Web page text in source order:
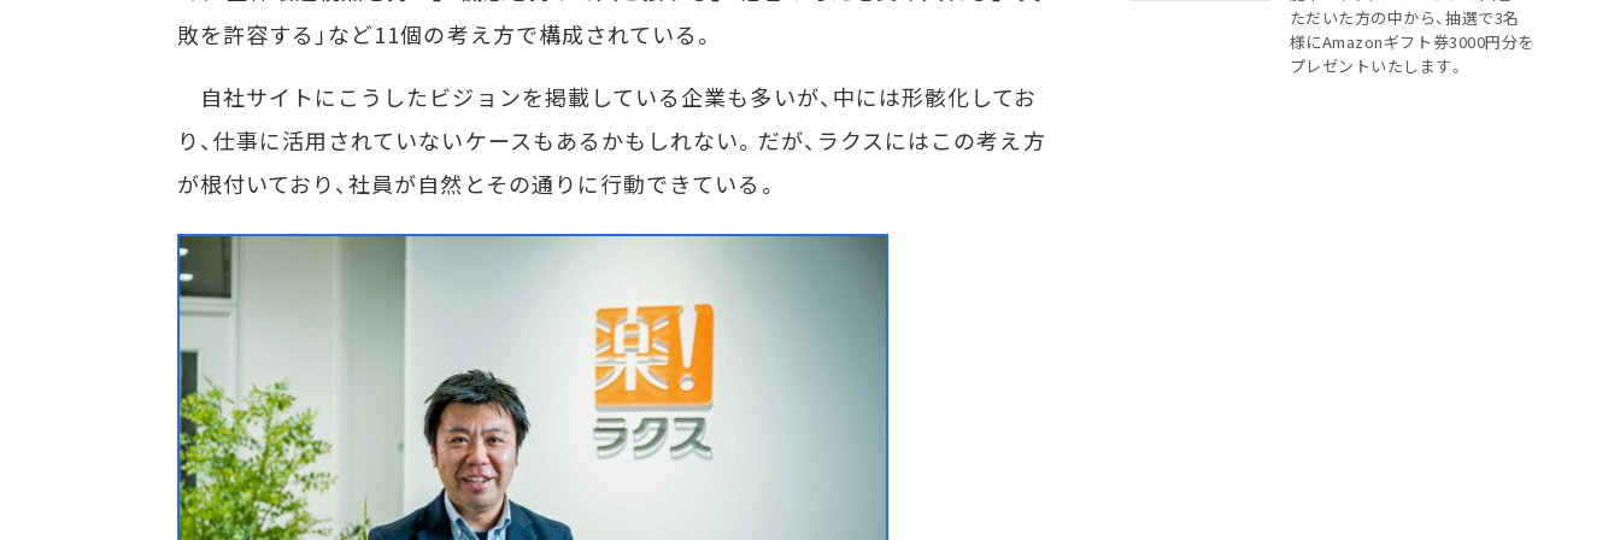
敗を許容する」など11個の考え方で構成されている。
自社サイトにこうしたビジョンを掲載している企業も多いが、中には形骸化してお
り、仕事に活用されていないケースもあるかもしれない。だが、ラクスにはこの考え方
が根付いており、社員が自然とその通りに行動できている。
ただいた方の中から、抽選で3名
様にAmazonギフト券3000円分を
プレゼントいたします。